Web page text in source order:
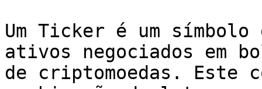
Um Ticker é um
ativos negociados em
de criptomoedas. Este